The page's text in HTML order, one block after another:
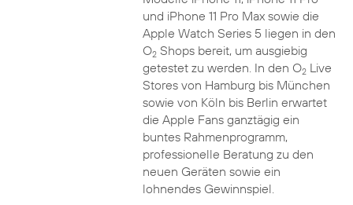
und iPhone 11 Pro Max sowie die
Apple Watch Series 5 liegen in den
O2Shops bereit, um ausgiebig
getestet zu werden. In den O2Live
Stores von Hamburg bis München
sowie von Köln bis Berlin erwartet
die Apple Fans ganztägig ein
buntes Rahmenprogramm,
professionelle Beratung zu den
neuen Geräten sowie ein
lohnendes Gewinnspiel.